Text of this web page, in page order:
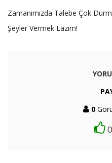
Zamanımızda Talebe Çok
Şeyler Vermek Lazım!
0
0